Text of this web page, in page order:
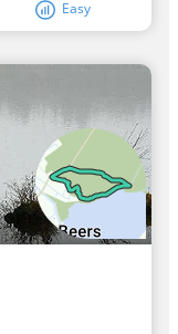
Easy